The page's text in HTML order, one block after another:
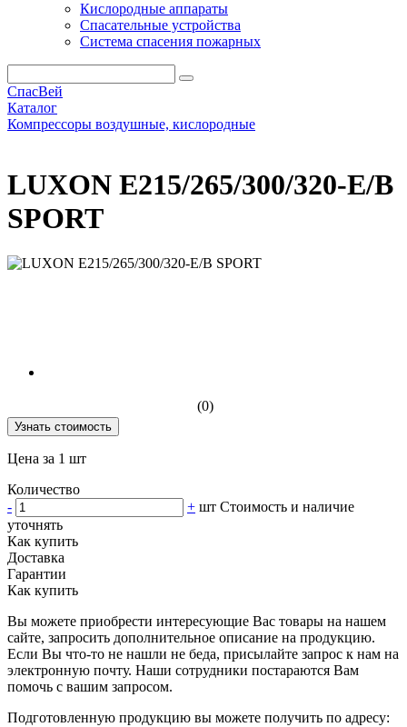
Кислородные аппараты
Спасательные устройства
Система спасения пожарных
СпасВей
Каталог
Компрессоры воздушные, кислородные
LUXON E215/265/300/320-E/B
SPORT
(0)
Узнать стоимость
Цена за 1 шт
Количество
-
+ шт Стоимость и наличие
уточнять
Как купить
Доставка
Гарантии
Как купить
Вы можете приобрести интересующие Вас товары на нашем
сайте, запросить дополнительное описание на продукцию.
Если Вы что-то не нашли не беда, присылайте запрос к нам на
электронную почту. Наши сотрудники постараются Вам
помочь с вашим запросом.
Подготовленную продукцию вы можете получить по адресу: